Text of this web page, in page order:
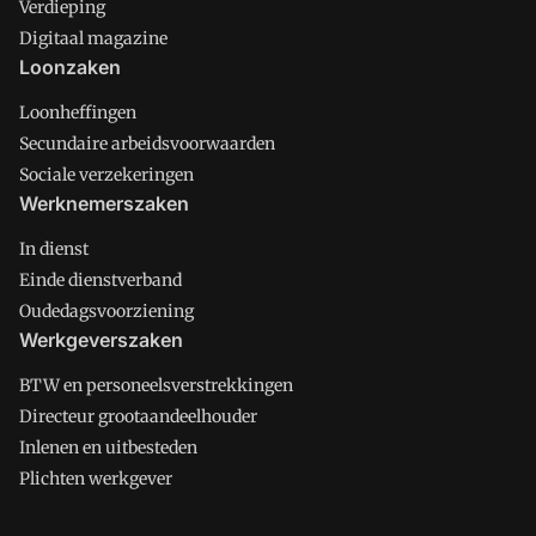
Verdieping
Digitaal magazine
Loonzaken
Loonheffingen
Secundaire arbeidsvoorwaarden
Sociale verzekeringen
Werknemerszaken
In dienst
Einde dienstverband
Oudedagsvoorziening
Werkgeverszaken
BTW en personeelsverstrekkingen
Directeur grootaandeelhouder
Inlenen en uitbesteden
Plichten werkgever